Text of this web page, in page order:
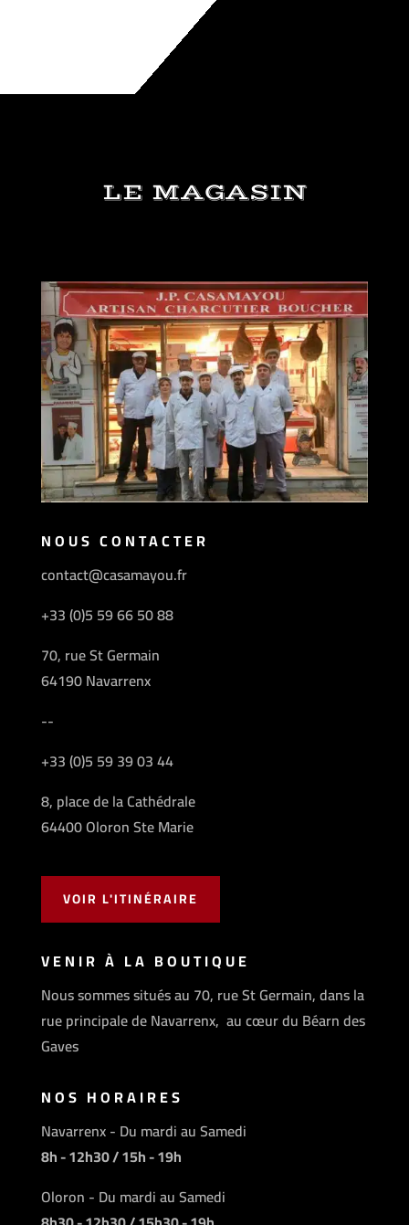
LE MAGASIN
NOUS CONTACTER
contact@casamayou.fr
+33 (0)5 59 66 50 88
70, rue St Germain
64190 Navarrenx
--
+33 (0)5 59 39 03 44
8, place de la Cathédrale
64400 Oloron Ste Marie
VOIR L'ITINÉRAIRE
VENIR À LA BOUTIQUE
Nous sommes situés au 70, rue St Germain, dans la
rue principale de Navarrenx, au cœur du Béarn des
Gaves
NOS HORAIRES
Navarrenx - Du mardi au Samedi
8h - 12h30 / 15h - 19h
Oloron - Du mardi au Samedi